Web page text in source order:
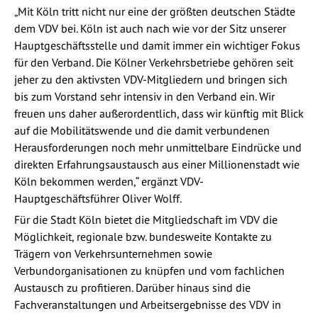
„Mit Köln tritt nicht nur eine der größten deutschen Städte
dem VDV bei. Köln ist auch nach wie vor der Sitz unserer
Hauptgeschäftsstelle und damit immer ein wichtiger Fokus
für den Verband. Die Kölner Verkehrsbetriebe gehören seit
jeher zu den aktivsten VDV-Mitgliedern und bringen sich
bis zum Vorstand sehr intensiv in den Verband ein. Wir
freuen uns daher außerordentlich, dass wir künftig mit Blick
auf die Mobilitätswende und die damit verbundenen
Herausforderungen noch mehr unmittelbare Eindrücke und
direkten Erfahrungsaustausch aus einer Millionenstadt wie
Köln bekommen werden,“ ergänzt VDV-
Hauptgeschäftsführer Oliver Wolff.
Für die Stadt Köln bietet die Mitgliedschaft im VDV die
Möglichkeit, regionale bzw. bundesweite Kontakte zu
Trägern von Verkehrsunternehmen sowie
Verbundorganisationen zu knüpfen und vom fachlichen
Austausch zu profitieren. Darüber hinaus sind die
Fachveranstaltungen und Arbeitsergebnisse des VDV in